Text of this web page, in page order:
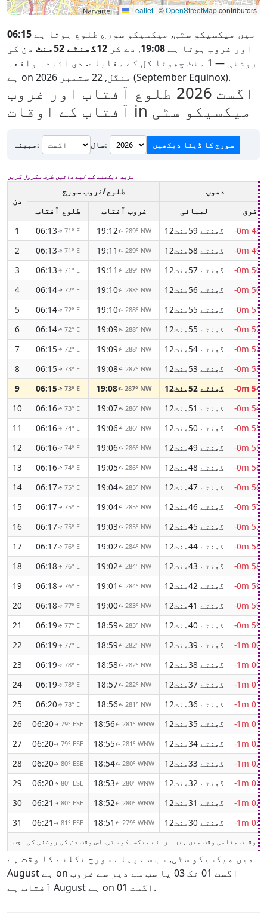
Leaflet | ©OpenStreetMapcontributors
میں میکسیکو سٹی, میکسیکو سورج طلوع ہوتا ہے06:15
اور غروب ہوتا ہے19:08, دے کر 12گھنٹے 52منٹ
دن کی
روشنی — 1 منٹ چھوٹا کل کے مقابلے. دی آئندہ واقعہ
ہے on منگل, 22 ستمبر 2026 (September Equinox).
اگست 2026
طلوع آفتاب اور غروب
آفتاب کے اوقات in میکسیکو سٹی
مہینہ: سال: سورج کا ڈیٹا دیکھیں
مزید دیکھنے کے لیے دائیں طرف سکرول کریں
دن
طلوع/غروب سورج
دھوپ
طلوع آفتاب
غروب آفتاب لمبائی
فرق
1
06:13↑71° E 19:12↑ 289° NW 12گھنٹے 59منٹ
-0m 48s
2
06:13↑71° E 19:11 ↑ 289° NW 12گھنٹے 58منٹ
-0m 49s
3
06:13↑71° E 19:11 ↑ 289° NW 12گھنٹے 57منٹ
-0m 50s
4
06:14↑72° E 19:10↑ 288° NW 12گھنٹے 56منٹ
-0m 50s
5
06:14↑72° E 19:10↑ 288° NW 12گھنٹے 55منٹ
-0m 51s
6
06:14↑72° E 19:09↑ 288° NW 12گھنٹے 55منٹ
-0m 52s
7
06:15↑72° E 19:09↑ 288° NW 12گھنٹے 54منٹ
-0m 52s
8
06:15↑73° E 19:08↑ 287° NW 12گھنٹے 53منٹ
-0m 53s
9
06:15↑73° E 19:08↑287° NW 12گھنٹے 52منٹ
-0m 54s
10
06:16↑73° E 19:07↑ 286° NW 12گھنٹے 51منٹ
-0m 54s
11
06:16↑ 74° E 19:06↑ 286° NW 12گھنٹے 50منٹ
-0m 55s
12
06:16↑ 74° E 19:06↑ 286° NW 12گھنٹے 49منٹ
-0m 55s
13
06:16↑ 74° E 19:05↑ 286° NW 12گھنٹے 48منٹ
-0m 56s
14
06:17↑ 75° E 19:04↑ 285° NW 12گھنٹے 47منٹ
-0m 56s
15
06:17↑ 75° E 19:04↑ 285° NW 12گھنٹے 46منٹ
-0m 57s
16
06:17↑ 75° E 19:03↑ 285° NW 12گھنٹے 45منٹ
-0m 57s
17
06:17↑ 76° E 19:02↑ 284° NW 12گھنٹے 44منٹ
-0m 58s
18
06:18↑ 76° E 19:02↑ 284° NW 12گھنٹے 43منٹ
-0m 58s
19
06:18↑ 76° E 19:01 ↑ 284° NW 12گھنٹے 42منٹ
-0m 59s
20
06:18↑ 77° E 19:00↑ 283° NW 12گھنٹے 41منٹ
-0m 59s
21
06:19↑ 77° E 18:59↑ 283° NW 12گھنٹے 40منٹ
-0m 59s
22
06:19↑ 77° E 18:59↑ 282° NW 12گھنٹے 39منٹ
-1m 00s
23
06:19↑ 78° E 18:58↑ 282° NW 12گھنٹے 38منٹ
-1m 00s
24
06:19↑ 78° E 18:57↑ 282° NW 12گھنٹے 37منٹ
-1m 01s
25
06:20↑ 78° E 18:56↑ 281° NW 12گھنٹے 36منٹ
-1m 01s
26
06:20↑ 79° ESE 18:56↑ 281° WNW 12گھنٹے 35منٹ
-1m 01s
27
06:20↑ 79° ESE 18:55↑ 281° WNW 12گھنٹے 34منٹ
-1m 02s
28
06:20↑ 80° ESE 18:54↑ 280° WNW 12گھنٹے 33منٹ
-1m 02s
29
06:20↑ 80° ESE 18:53↑ 280° WNW 12گھنٹے 32منٹ
-1m 02s
30
06:21 ↑ 80° ESE 18:52↑ 280° WNW 12گھنٹے 31منٹ
-1m 02s
31
06:21 ↑ 81° ESE 18:51 ↑ 279° WNW 12گھنٹے 30منٹ -1m 03s
میں میکسیکو سٹی, سب سے پہلے سورج نکلنے کا وقت ہے
August ہے on اگست 01 تک 03 یا سب سے دیر سے غروب
آفتاب ہے August ہے on اگست 01.